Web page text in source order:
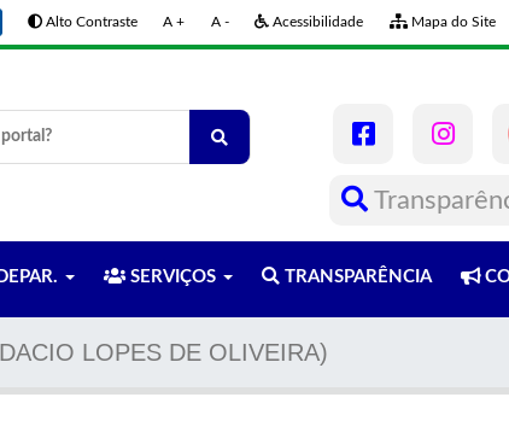
Alto Contraste A + A - Acessibilidade Mapa do Site
SERVIÇOS TRANSPARÊNCIA
LOPES DE OLIVEIRA)